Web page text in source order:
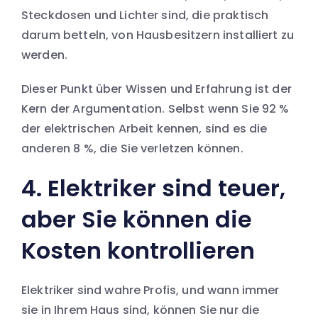
Steckdosen und Lichter sind, die praktisch
darum betteln, von Hausbesitzern installiert zu
werden.
Dieser Punkt über Wissen und Erfahrung ist der
Kern der Argumentation. Selbst wenn Sie 92 %
der elektrischen Arbeit kennen, sind es die
anderen 8 %, die Sie verletzen können.
4. Elektriker sind teuer,
aber Sie können die
Kosten kontrollieren
Elektriker sind wahre Profis, und wann immer
sie in Ihrem Haus sind, können Sie nur die